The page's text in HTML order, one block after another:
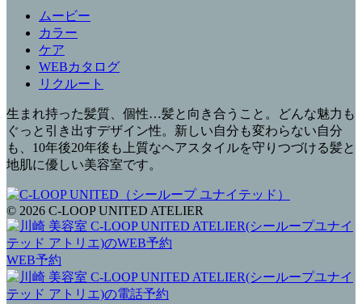
ムービー
カラー
ケア
WEBカタログ
リクルート
生まれ持った髪質、個性…髪と向き合うこと。どんな魅力も
ぐっと引き出すデザイン性。新しい自分も変わらない自分
も、10年後20年後も上質なヘアスタイルを守りつづける髪と
地肌に優しい美容室です。
© 2026 C-LOOP UNITED ATELIER
WEB予約